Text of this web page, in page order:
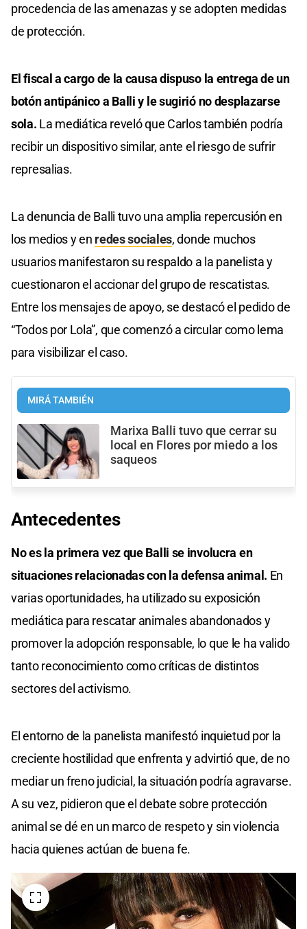
procedencia de las amenazas y se adopten medidas
de protección.
El fiscal a cargo de la causa dispuso la entrega de un
botón antipánico a Balli y le sugirió no desplazarse
sola. La mediática reveló que Carlos también podría
recibir un dispositivo similar, ante el riesgo de sufrir
represalias.
La denuncia de Balli tuvo una amplia repercusión en
los medios y en redes sociales, donde muchos
usuarios manifestaron su respaldo a la panelista y
cuestionaron el accionar del grupo de rescatistas.
Entre los mensajes de apoyo, se destacó el pedido de
“Todos por Lola”, que comenzó a circular como lema
para visibilizar el caso.
MIRÁ TAMBIÉN
Marixa Balli tuvo que cerrar su
local en Flores por miedo a los
saqueos
Antecedentes
No es la primera vez que Balli se involucra en
situaciones relacionadas con la defensa animal. En
varias oportunidades, ha utilizado su exposición
mediática para rescatar animales abandonados y
promover la adopción responsable, lo que le ha valido
tanto reconocimiento como críticas de distintos
sectores del activismo.
El entorno de la panelista manifestó inquietud por la
creciente hostilidad que enfrenta y advirtió que, de no
mediar un freno judicial, la situación podría agravarse.
A su vez, pidieron que el debate sobre protección
animal se dé en un marco de respeto y sin violencia
hacia quienes actúan de buena fe.